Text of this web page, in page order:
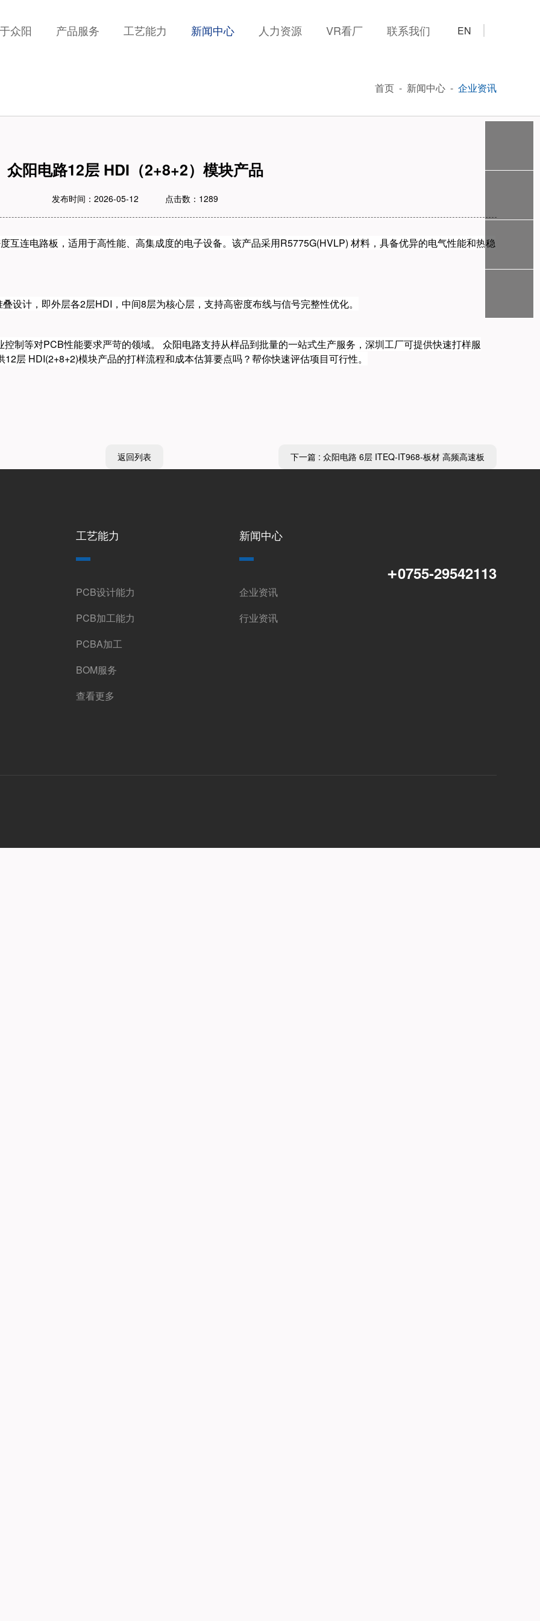
阳 产品服务 工艺能力 新闻中心 人力资源 VR看厂 联系我们
首页 - 新闻中心 - 企业资讯
众阳电路12层 HDI（2+8+2）模块产品
发布时间：2026-05-12 点击数：1289
互连电路板，适用于高性能、高集成度的电子设备。该产品采用‌R5775G(HVLP)‌ 材料，具备优异的电气性能和热稳
设计，即外层各2层HDI，中间8层为核心层，支持高密度布线与信号完整性优化。
制等对PCB性能要求严苛的领域。 众阳电路支持从样品到批量的一站式生产服务，深圳工厂可提供快速打样服
层 HDI(2+8+2)模块产品的打样流程和成本估算要点‌吗？帮你快速评估项目可行性。
返回列表 下一篇 : 众阳电路 6层 ITEQ-IT968-板材 高频高速板
工艺能力
PCB设计能力
PCB加工能力
PCBA加工
BOM服务
查看更多
新闻中心
企业资讯
行业资讯
+0755-29542113